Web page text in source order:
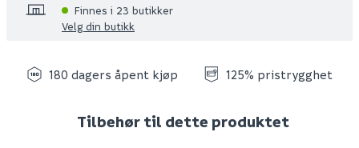
Finnes i 23 butikker
Velg din butikk
180 dagers åpent kjøp 125% pristrygghet
Tilbehør til dette produktet